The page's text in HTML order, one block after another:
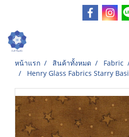
หน้าแรก สินค้าทั้งหมด Fabric
Henry Glass Fabrics Starry